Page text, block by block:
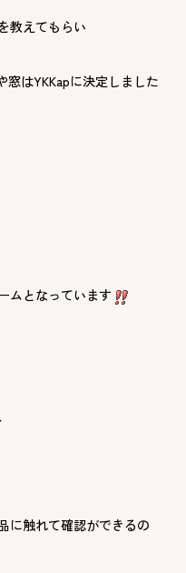
教えてもらい
はYKKapに決定しました
ムとなっています
に触れて確認ができるの